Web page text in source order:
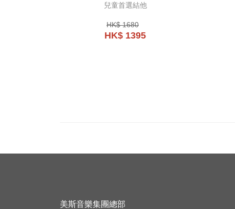
兒童首選結他
HK$ 1680
HK$ 1395
美斯音樂集團總部